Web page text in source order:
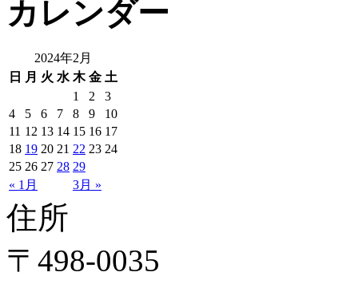
カレンダー
2024年2月
日
月 火 水 木 金 土
« 1月 3月 »
1 2
3
4
5 6 7 8 9
10
11 12 13 14 15 16 17
18 19 20 21 22 23 24
25 26 27 28 29
住所
〒498-0035